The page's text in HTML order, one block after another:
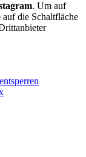
. Um auf
die Schaltfläche